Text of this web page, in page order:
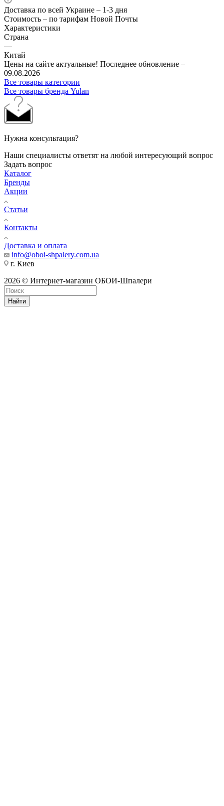
Доставка по всей Украине – 1-3 дня
Стоимость – по тарифам Новой Почты
Характеристики
Страна
—
Китай
Цены на сайте актуальные! Последнее обновление –
09.08.2026
Все товары категории
Все товары бренда Yulan
Нужна консультация?
Наши специалисты ответят на любой интересующий вопрос
Задать вопрос
Каталог
Бренды
Акции
Статьи
Контакты
Доставка и оплата
info@oboi-shpalery.com.ua
г. Киев
2026 © Интернет-магазин ОБОИ-Шпалери
Найти